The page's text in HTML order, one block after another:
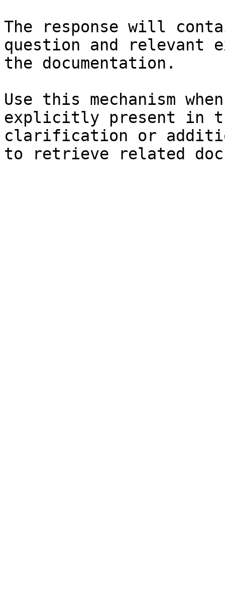
The response will
question and relevant
the documentation.
Use this mechanism
explicitly present in
clarification or